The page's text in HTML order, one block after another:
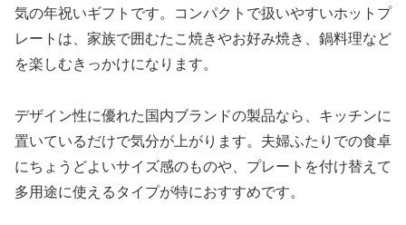
気の年祝いギフトです。コンパクトで扱いやすいホットプ
レートは、家族で囲むたこ焼きやお好み焼き、鍋料理など
を楽しむきっかけになります。
デザイン性に優れた国内ブランドの製品なら、キッチンに
置いているだけで気分が上がります。夫婦ふたりでの食卓
にちょうどよいサイズ感のものや、プレートを付け替えて
多用途に使えるタイプが特におすすめです。